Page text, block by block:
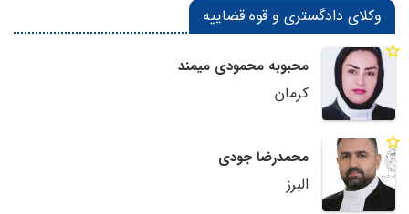
وکلای دادگستری و قوه قضاییه
محبوبه محمودی میمند
کرمان
محمدرضا جودی
البرز